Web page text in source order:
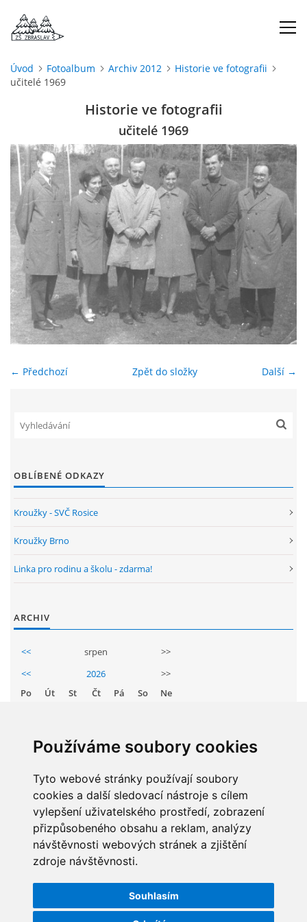
Používáme soubory cookies
Tyto webové stránky používají soubory
cookies a další sledovací nástroje s cílem
vylepšení uživatelského prostředí, zobrazení
přizpůsobeného obsahu a reklam, analýzy
návštěvnosti webových stránek a zjištění
zdroje návštěvnosti.
Souhlasím
ÚVOD
ŠKOLNÍ ROK
DOKUMENTY
ŠKOLSKÁ RADA
PROJEKTY
ENVIRONMENTÁLNÍ VÝCHOVA
FOTOALBUM
KROUŽKY
GDPR
PŘEDŠKOLÁCI
REZERVAČNÍ SYSTÉM SPORTOVNÍ HALY
ŠKOLNÍ PORADENSKÉ PRACOVIŠTĚ
NEPOTŘEBNÝ MAJETEK
Úvod Fotoalbum Archiv 2012
Historie ve fotografii
učitelé 1969
Historie ve fotografii
učitelé 1969
← Předchozí Další →
Zpět do složky
OBLÍBENÉ ODKAZY
Kroužky - SVČ Rosice
Kroužky Brno
Linka pro rodinu a školu - zdarma!
ARCHIV
<< srpen
>>
<<
2026
>>
Po
Út St Čt Pá So
Ne
11 12 13 14 15
16
18 19 20 21 22
23
25 26 27 28 29
30
STATISTIKY